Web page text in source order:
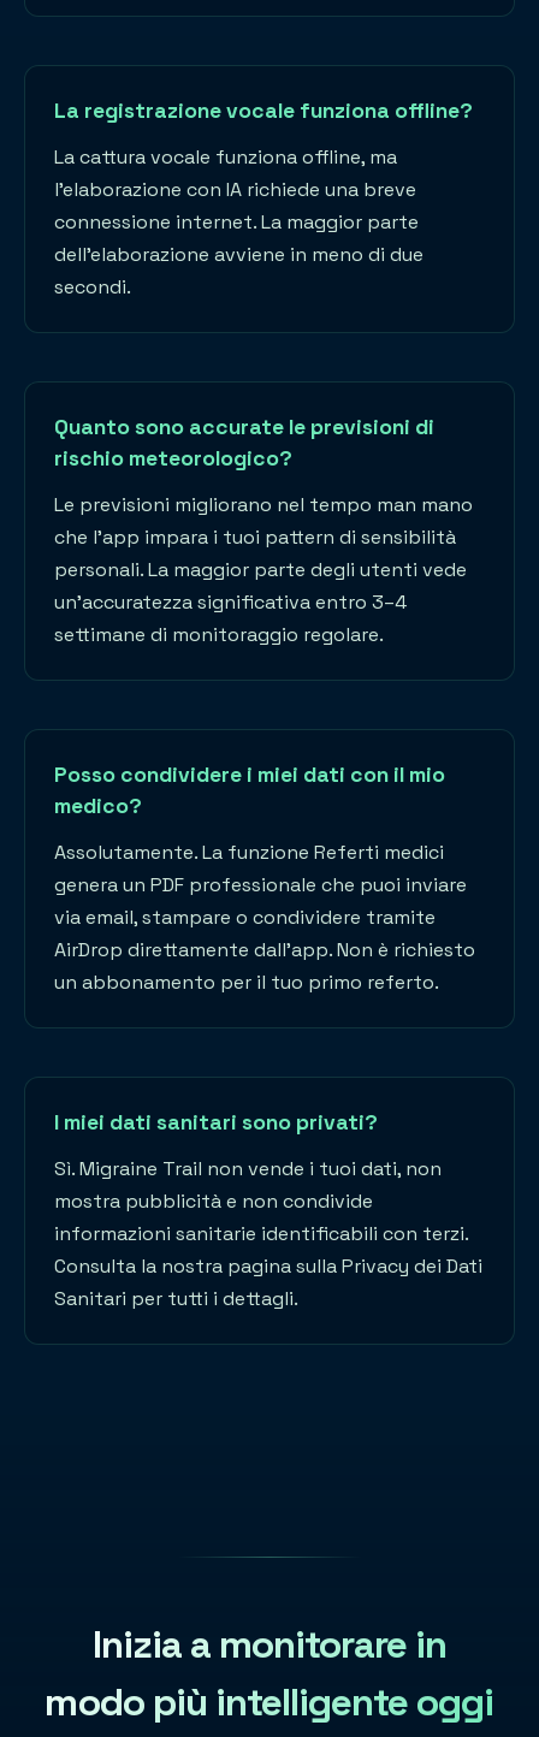
La registrazione vocale funziona offline?
La cattura vocale funziona offline, ma
l'elaborazione con IA richiede una breve
connessione internet. La maggior parte
dell'elaborazione avviene in meno di due
secondi.
Quanto sono accurate le previsioni di
rischio meteorologico?
Le previsioni migliorano nel tempo man mano
che l'app impara i tuoi pattern di sensibilità
personali. La maggior parte degli utenti vede
un'accuratezza significativa entro 3–4
settimane di monitoraggio regolare.
Posso condividere i miei dati con il mio
medico?
Assolutamente. La funzione Referti medici
genera un PDF professionale che puoi inviare
via email, stampare o condividere tramite
AirDrop direttamente dall'app. Non è richiesto
un abbonamento per il tuo primo referto.
I miei dati sanitari sono privati?
Sì. Migraine Trail non vende i tuoi dati, non
mostra pubblicità e non condivide
informazioni sanitarie identificabili con terzi.
Consulta la nostra pagina sulla Privacy dei Dati
Sanitari per tutti i dettagli.
Inizia a monitorare in
modo più intelligente oggi